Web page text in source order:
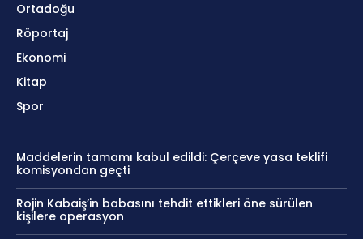
Ortadoğu
Röportaj
Ekonomi
Kitap
Spor
Maddelerin tamamı kabul edildi: Çerçeve yasa teklifi
komisyondan geçti
Rojin Kabaiş’in babasını tehdit ettikleri öne sürülen
kişilere operasyon